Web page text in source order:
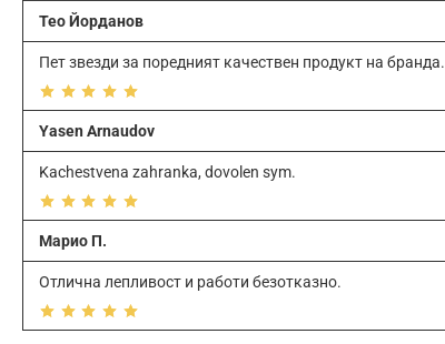
Тео Йорданов
Пет звезди за поредният качествен продукт на бранда.
Yasen Arnaudov
Kachestvena zahranka, dovolen sym.
Марио П.
Отлична лепливост и работи безотказно.